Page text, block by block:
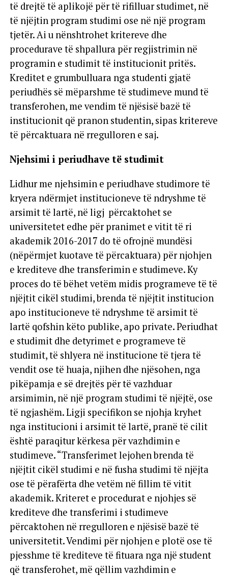
të drejtë të aplikojë për të rifilluar studimet, në
të njëjtin program studimi ose në një program
tjetër. Ai u nënshtrohet kritereve dhe
procedurave të shpallura për regjistrimin në
programin e studimit të institucionit pritës.
Kreditet e grumbulluara nga studenti gjatë
periudhës së mëparshme të studimeve mund të
transferohen, me vendim të njësisë bazë të
institucionit që pranon studentin, sipas kritereve
të përcaktuara në rregulloren e saj.
Njehsimi i periudhave të studimit
Lidhur me njehsimin e periudhave studimore të
kryera ndërmjet institucioneve të ndryshme të
arsimit të lartë, në ligj përcaktohet se
universitetet edhe për pranimet e vitit të ri
akademik 2016-2017 do të ofrojnë mundësi
(nëpërmjet kuotave të përcaktuara) për njohjen
e krediteve dhe transferimin e studimeve. Ky
proces do të bëhet vetëm midis programeve të të
njëjtit cikël studimi, brenda të njëjtit institucion
apo institucioneve të ndryshme të arsimit të
lartë qofshin këto publike, apo private. Periudhat
e studimit dhe detyrimet e programeve të
studimit, të shlyera në institucione të tjera të
vendit ose të huaja, njihen dhe njësohen, nga
pikëpamja e së drejtës për të vazhduar
arsimimin, në një program studimi të njëjtë, ose
të ngjashëm. Ligji specifikon se njohja kryhet
nga institucioni i arsimit të lartë, pranë të cilit
është paraqitur kërkesa për vazhdimin e
studimeve. “Transferimet lejohen brenda të
njëjtit cikël studimi e në fusha studimi të njëjta
ose të përafërta dhe vetëm në fillim të vitit
akademik. Kriteret e procedurat e njohjes së
krediteve dhe transferimi i studimeve
përcaktohen në rregulloren e njësisë bazë të
universitetit. Vendimi për njohjen e plotë ose të
pjesshme të krediteve të fituara nga një student
që transferohet, më qëllim vazhdimin e